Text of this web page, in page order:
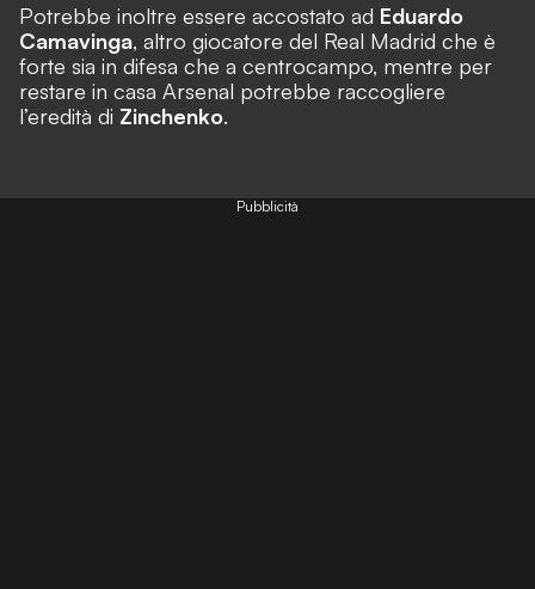
Potrebbe inoltre essere accostato ad Eduardo
Camavinga, altro giocatore del Real Madrid che è
forte sia in difesa che a centrocampo, mentre per
restare in casa Arsenal potrebbe raccogliere
l’eredità di Zinchenko.
Pubblicità